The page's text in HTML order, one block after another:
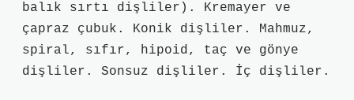
balık sırtı dişliler). Kremayer ve
çapraz çubuk. Konik dişliler. Mahmuz,
spiral, sıfır, hipoid, taç ve gönye
dişliler. Sonsuz dişliler. İç dişliler.